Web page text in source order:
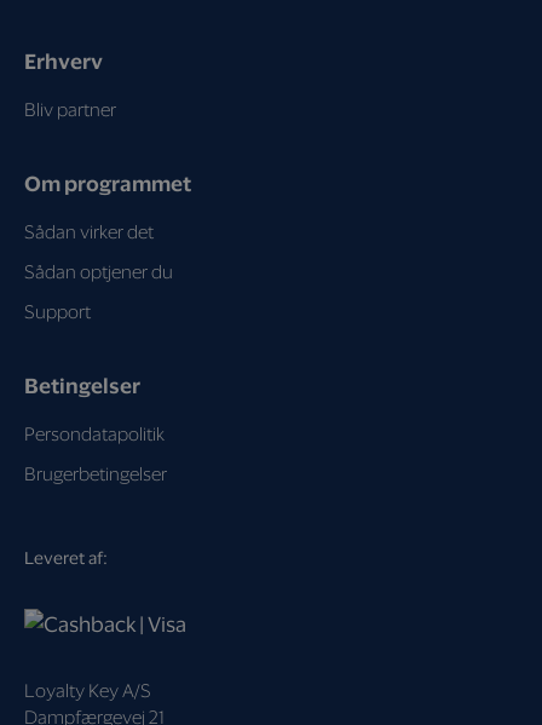
Leveret af:
Loyalty Key A/S
Dampfærgevej 21
Erhverv
Bliv partner
Om programmet
Sådan virker det
Sådan optjener du
Support
Betingelser
Persondatapolitik
Brugerbetingelser